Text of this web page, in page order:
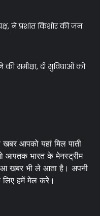
ने प्रशांत किशोर की जन
समीक्षा, दी सुविधाओं को
आपको यहां मिल पाती
आपतक भारत के मेनस्ट्रीम
हुआ खबर भी ले आता है। अपनी
लिए हमें मेल करे।